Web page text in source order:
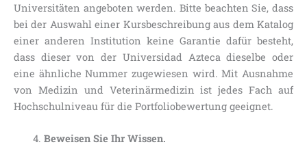
Universitäten angeboten werden. Bitte beachten Sie, dass
bei der Auswahl einer Kursbeschreibung aus dem Katalog
einer anderen Institution keine Garantie dafür besteht,
dass dieser von der Universidad Azteca dieselbe oder
eine ähnliche Nummer zugewiesen wird. Mit Ausnahme
von Medizin und Veterinärmedizin ist jedes Fach auf
Hochschulniveau für die Portfoliobewertung geeignet.
Beweisen Sie Ihr Wissen.